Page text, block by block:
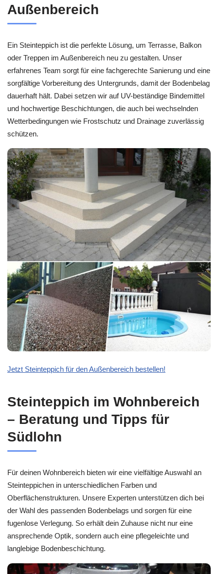
Außenbereich
Ein Steinteppich ist die perfekte Lösung, um Terrasse, Balkon
oder Treppen im Außenbereich neu zu gestalten. Unser
erfahrenes Team sorgt für eine fachgerechte Sanierung und eine
sorgfältige Vorbereitung des Untergrunds, damit der Bodenbelag
dauerhaft hält. Dabei setzen wir auf UV-beständige Bindemittel
und hochwertige Beschichtungen, die auch bei wechselnden
Wetterbedingungen wie Frostschutz und Drainage zuverlässig
schützen.
Jetzt Steinteppich für den Außenbereich bestellen!
Steinteppich im Wohnbereich
– Beratung und Tipps für
Südlohn
Für deinen Wohnbereich bieten wir eine vielfältige Auswahl an
Steinteppichen in unterschiedlichen Farben und
Oberflächenstrukturen. Unsere Experten unterstützen dich bei
der Wahl des passenden Bodenbelags und sorgen für eine
fugenlose Verlegung. So erhält dein Zuhause nicht nur eine
ansprechende Optik, sondern auch eine pflegeleichte und
langlebige Bodenbeschichtung.